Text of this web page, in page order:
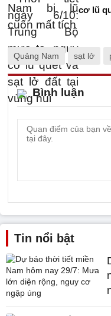
cơ lũ
Quảng Nam sạt lở
Bình luận
Tin nổi bật